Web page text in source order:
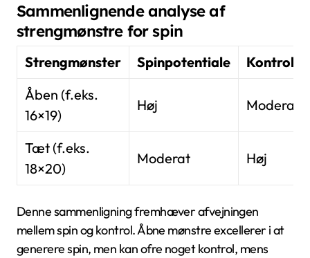
Sammenlignende analyse af
strengmønstre for spin
Strengmønster Spinpotentiale
Kontrol
Åben (f.eks.
16×19)
Høj Moderat
Tæt (f.eks.
18×20)
Moderat Høj
Denne sammenligning fremhæver afvejningen
mellem spin og kontrol. Åbne mønstre excellerer i at
generere spin, men kan ofre noget kontrol, mens